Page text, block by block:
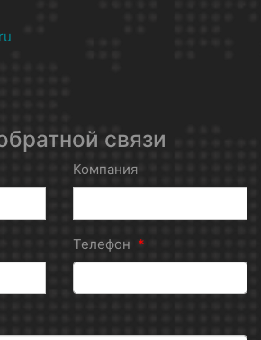
связи
Компания
Телефон *